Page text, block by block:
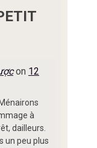
on 12
à
dailleurs.
un peu plus